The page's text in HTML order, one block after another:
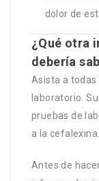
dolor de
¿Qué otra
debería
Asista a todas
laboratorio.
pruebas de
a la cefalexina.
Antes de